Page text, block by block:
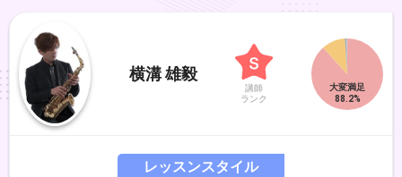
横溝 雄毅
講師
ランク
レッスンスタイル